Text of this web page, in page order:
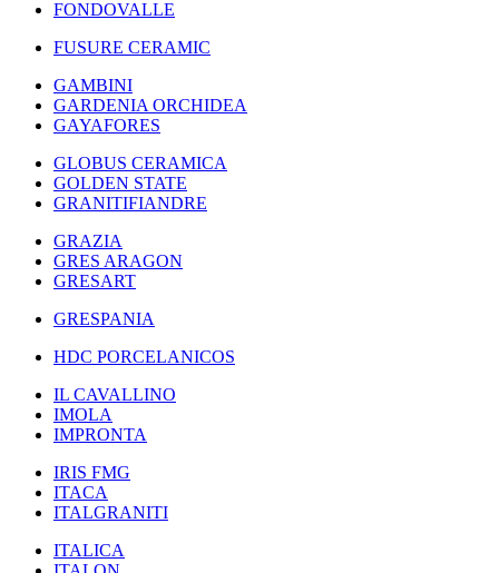
FONDOVALLE
FUSURE CERAMIC
GAMBINI
GARDENIA ORCHIDEA
GAYAFORES
GLOBUS CERAMICA
GOLDEN STATE
GRANITIFIANDRE
GRAZIA
GRES ARAGON
GRESART
GRESPANIA
HDC PORCELANICOS
IL CAVALLINO
IMOLA
IMPRONTA
IRIS FMG
ITACA
ITALGRANITI
ITALICA